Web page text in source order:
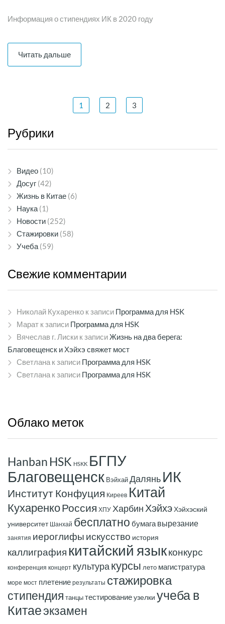
Информация о стипендиях ИК в 2020 году
Читать дальше
1 2 3
Рубрики
Видео (10)
Досуг (42)
Жизнь в Китае (6)
Наука (1)
Новости (252)
Стажировки (58)
Учеба (59)
Свежие комментарии
Николай Кухаренко к записи Программа для HSK
Марат к записи Программа для HSK
Вячеслав г. Лиски к записиЖизнь на два берега:
Благовещенск и Хэйхэ свяжет мост
Светлана к записи Программа для HSK
Светлана к записи Программа для HSK
Облако меток
Hanban HSK HSKK БГПУ
Благовещенск ВэйхайДалянь ИК
Институт Конфуция Киреев Китай
КухаренкоРоссия ХПУ Харбин ХэйхэХэйхэский
университет Шанхай бесплатно бумага вырезание
занятия иероглифы искусство история
каллиграфия китайский языкконкурс
конференция концерт культура курсы лето магистратура
море мост плетение результаты стажировка
стипендия танцытестированиеузелки учеба в
Китаеэкзамен